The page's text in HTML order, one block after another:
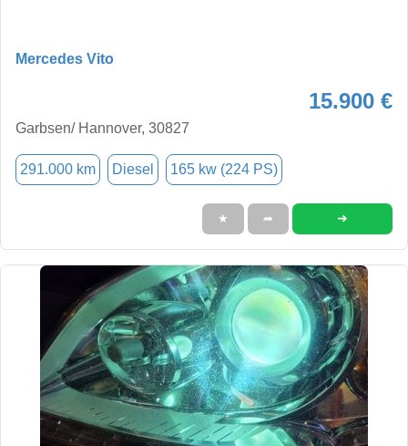
Mercedes Vito
15.900 €
Garbsen/ Hannover, 30827
291.000 km Diesel 165 kw (224 PS)
★ ➦ ➜